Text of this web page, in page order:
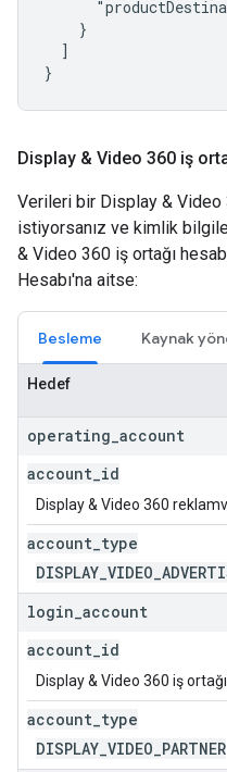
    }
  ]
}
Display & Video 360 iş
Verileri bir Display & Video
istiyorsanız ve kimlik
& Video 360 iş ortağı
Hesabı'na aitse:
Besleme Kaynak
Hedef
operating account
account id
Display & Video 360
account type
DISPLAY VIDEO
login account
account id
Display & Video 360 iş
account type
DISPLAY VIDEO PARTNER